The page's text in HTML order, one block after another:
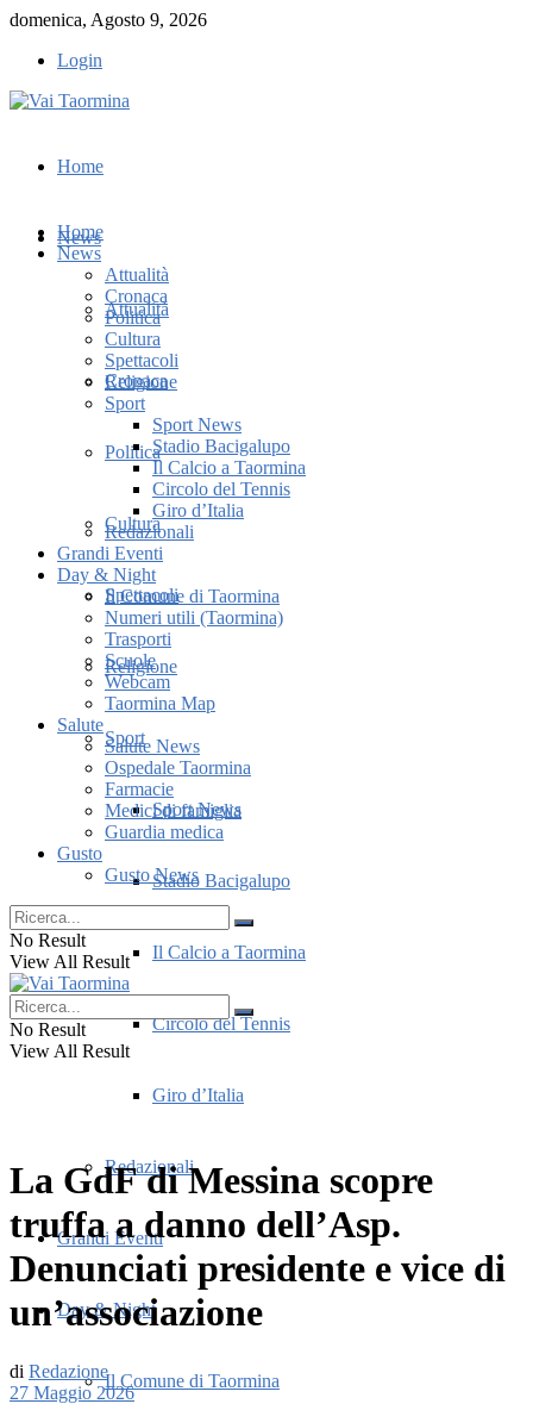
domenica, Agosto 9, 2026
Login
Home
News
Attualità
Cronaca
Politica
Cultura
Spettacoli
Religione
Sport
Sport News
Stadio Bacigalupo
Il Calcio a Taormina
Circolo del Tennis
Giro d’Italia
Redazionali
Grandi Eventi
Day & Night
Il Comune di Taormina
Home
News
Attualità
Cronaca
Politica
Cultura
Spettacoli
Religione
Sport
Sport News
Stadio Bacigalupo
Il Calcio a Taormina
Circolo del Tennis
Giro d’Italia
Redazionali
Grandi Eventi
Day & Night
Il Comune di Taormina
Numeri utili (Taormina)
Trasporti
Scuole
Webcam
Taormina Map
Salute
Salute News
Ospedale Taormina
Farmacie
Medici di famiglia
Guardia medica
Gusto
Gusto News
No Result
View All Result
No Result
View All Result
La GdF di Messina scopre
truffa a danno dell’Asp.
Denunciati presidente e vice di
un’associazione
di Redazione
27 Maggio 2026